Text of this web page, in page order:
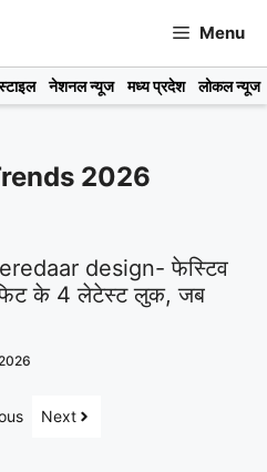
Menu
नेशनल न्यूज मध्य प्रदेश लोकल न्यूज
2026
design- फेस्टिव
के 4 लेटेस्ट लुक, जब
Next